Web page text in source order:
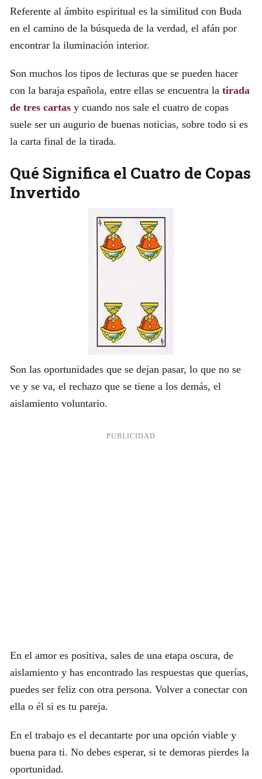
Referente al ámbito espiritual es la similitud con Buda
en el camino de la búsqueda de la verdad, el afán por
encontrar la iluminación interior.
Son muchos los tipos de lecturas que se pueden hacer
con la baraja española, entre ellas se encuentra la tirada
de tres cartasy cuando nos sale el cuatro de copas
suele ser un augurio de buenas noticias, sobre todo si es
la carta final de la tirada.
Qué Significa el Cuatro de Copas
Invertido
Son las oportunidades que se dejan pasar, lo que no se
ve y se va, el rechazo que se tiene a los demás, el
aislamiento voluntario.
En el amor es positiva, sales de una etapa oscura, de
aislamiento y has encontrado las respuestas que querías,
puedes ser feliz con otra persona. Volver a conectar con
ella o él si es tu pareja.
En el trabajo es el decantarte por una opción viable y
buena para ti. No debes esperar, si te demoras pierdes la
oportunidad.